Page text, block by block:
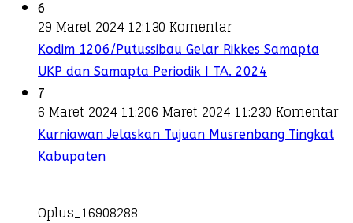
6
29 Maret 2024 12:130 Komentar
Kodim 1206/Putussibau Gelar Rikkes Samapta
UKP dan Samapta Periodik I TA. 2024
7
6 Maret 2024 11:206 Maret 2024 11:230 Komentar
Kurniawan Jelaskan Tujuan Musrenbang Tingkat
Kabupaten
Oplus_16908288